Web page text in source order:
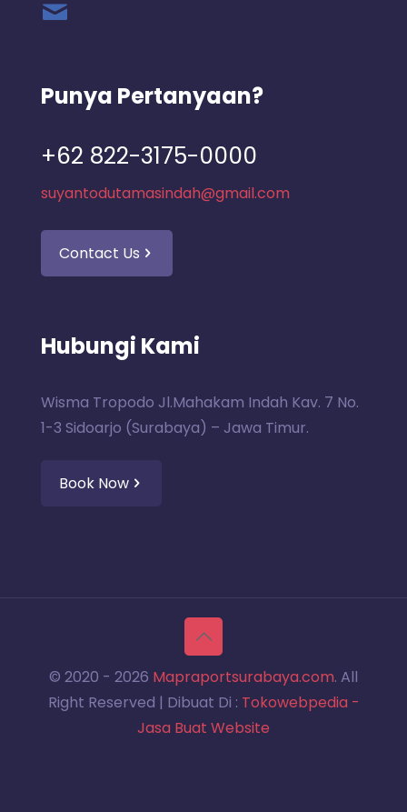
Punya Pertanyaan?
+62 822-3175-0000
suyantodutamasindah@gmail.com
Contact Us
Hubungi Kami
Wisma Tropodo Jl.Mahakam Indah Kav. 7 No.
1-3 Sidoarjo (Surabaya) – Jawa Timur.
Book Now
© 2020 - 2026 Mapraportsurabaya.com. All
Right Reserved | Dibuat Di : Tokowebpedia -
Jasa Buat Website